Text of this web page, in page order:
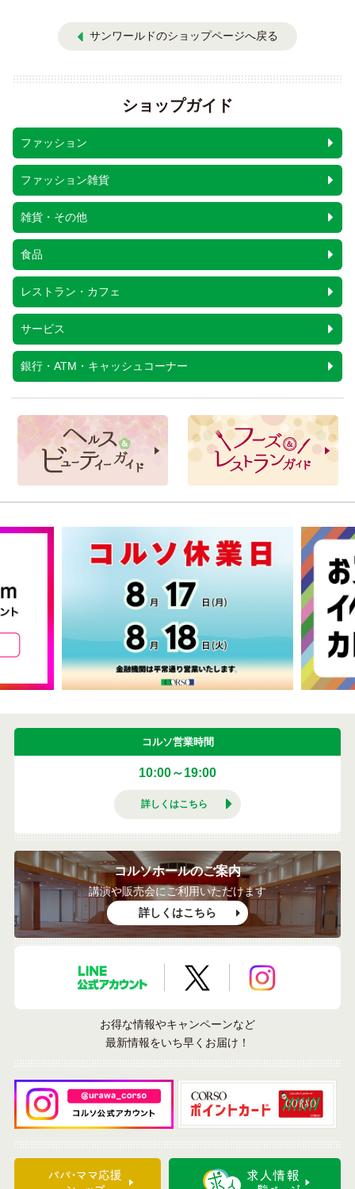
サンワールドのショップページへ戻る
ショップガイド
ファッション
ファッション雑貨
雑貨・その他
食品
レストラン・カフェ
サービス
銀行・ATM・キャッシュコーナー
コルソ営業時間
10:00～19:00
詳しくはこちら
コルソホールのご案内
講演や販売会にご利用いただけます
詳しくはこちら
LINE公式アカウントX公式アカウント
お得な情報やキャンペーンなど
最新情報をいち早くお届け！